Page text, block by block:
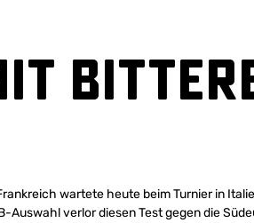
wartete heute beim Turnier in
verlor diesen Test gegen die